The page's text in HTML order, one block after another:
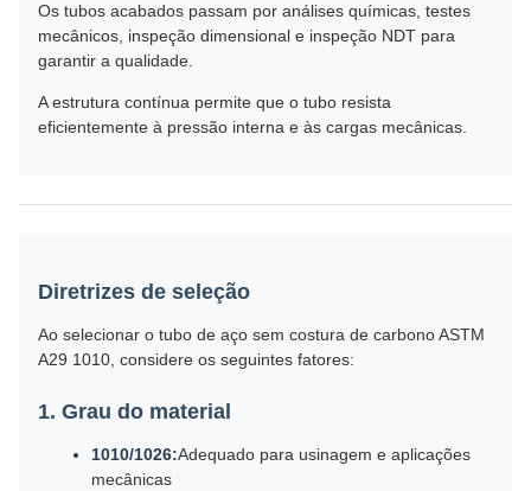
Os tubos acabados passam por análises químicas, testes
mecânicos, inspeção dimensional e inspeção NDT para
garantir a qualidade.
A estrutura contínua permite que o tubo resista
eficientemente à pressão interna e às cargas mecânicas.
Diretrizes de seleção
Ao selecionar o tubo de aço sem costura de carbono ASTM
A29 1010, considere os seguintes fatores:
1. Grau do material
1010/1026:Adequado para usinagem e aplicações
mecânicas